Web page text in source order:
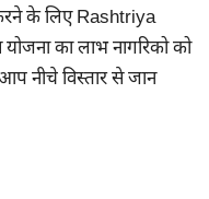
के लिए Rashtriya
का लाभ नागरिको को
नीचे विस्तार से जान